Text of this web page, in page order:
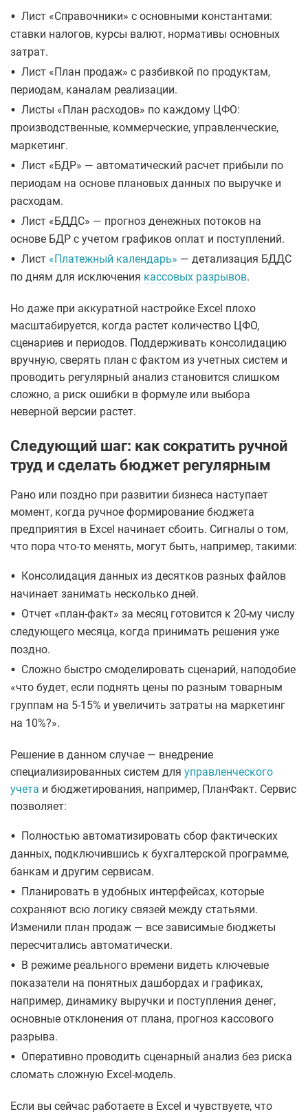
• Лист «Справочники» с основными константами:
ставки налогов, курсы валют, нормативы основных
затрат.
• Лист «План продаж» с разбивкой по продуктам,
периодам, каналам реализации.
• Листы «План расходов» по каждому ЦФО:
производственные, коммерческие, управленческие,
маркетинг.
• Лист «БДР» — автоматический расчет прибыли по
периодам на основе плановых данных по выручке и
расходам.
• Лист «БДДС» — прогноз денежных потоков на
основе БДР с учетом графиков оплат и поступлений.
• Лист «Платежный календарь» — детализация БДДС
по дням для исключения кассовых разрывов.
Но даже при аккуратной настройке Excel плохо
масштабируется, когда растет количество ЦФО,
сценариев и периодов. Поддерживать консолидацию
вручную, сверять план с фактом из учетных систем и
проводить регулярный анализ становится слишком
сложно, а риск ошибки в формуле или выбора
неверной версии растет.
Следующий шаг: как сократить ручной
труд и сделать бюджет регулярным
Рано или поздно при развитии бизнеса наступает
момент, когда ручное формирование бюджета
предприятия в Excel начинает сбоить. Сигналы о том,
что пора что-то менять, могут быть, например, такими:
•
Консолидация данных из десятков разных файлов
начинает занимать несколько дней.
• Отчет «план-факт» за месяц готовится к 20-му числу
следующего месяца, когда принимать решения уже
поздно.
• Сложно быстро смоделировать сценарий, наподобие
«что будет, если поднять цены по разным товарным
группам на 5-15% и увеличить затраты на маркетинг
на 10%?».
Решение в данном случае — внедрение
специализированных систем для управленческого
учета и бюджетирования, например, ПланФакт. Сервис
позволяет:
•
Полностью автоматизировать сбор фактических
данных, подключившись к бухгалтерской программе,
банкам и другим сервисам.
•
Планировать в удобных интерфейсах, которые
сохраняют всю логику связей между статьями.
Изменили план продаж — все зависимые бюджеты
пересчитались автоматически.
• В режиме реального времени видеть ключевые
показатели на понятных дашбордах и графиках,
например, динамику выручки и поступления денег,
основные отклонения от плана, прогноз кассового
разрыва.
• Оперативно проводить сценарный анализ без риска
сломать сложную Excel-модель.
Если вы сейчас работаете в Excel и чувствуете, что